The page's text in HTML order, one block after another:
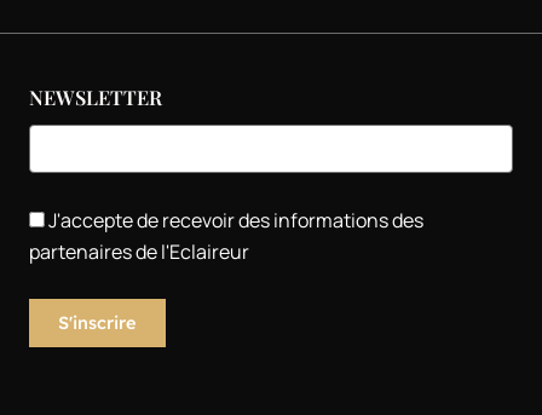
NEWSLETTER
J'accepte de recevoir des informations des
partenaires de l'Eclaireur